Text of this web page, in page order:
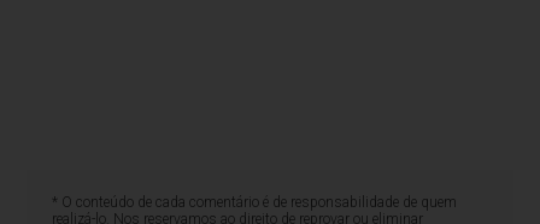
* O conteúdo de cada comentário é de responsabilidade de quem
realizá-lo. Nos reservamos ao direito de reprovar ou eliminar